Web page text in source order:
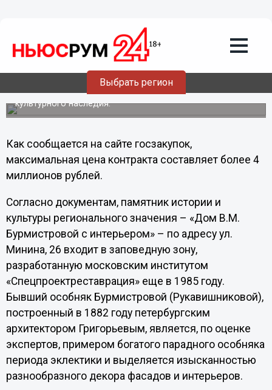
Выбрать регион
области намерено отреставрировать
«Дом Бурмистровой»
С этой целью объявлен открытый аукцион в
электронной форме на право заключить гражданско-
правовой договор на выполнение проектно-
изыскательских работ по реставрации объекта
культурного наследия.
Как сообщается на сайте госзакупок,
максимальная цена контракта составляет более 4
миллионов рублей.
Согласно документам, памятник истории и
культуры регионального значения – «Дом В.М.
Бурмистровой с интерьером» – по адресу ул.
Минина, 26 входит в заповедную зону,
разработанную московским институтом
«Спецпроектреставрация» еще в 1985 году.
Бывший особняк Бурмистровой (Рукавишниковой),
построенный в 1882 году петербургским
архитектором Григорьевым, является, по оценке
экспертов, примером богатого парадного особняка
периода эклектики и выделяется изысканностью
разнообразного декора фасадов и интерьеров.